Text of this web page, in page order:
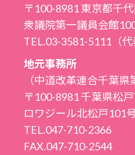
〒100-8981 東京都千
衆議院第一議員会館
TEL.03-3581-5111（代
地元事務所
（中道改革連合千葉県
〒100-8981 千葉県松
ロワジール北松戸101
TEL.047-710-2366
FAX.047-710-2544